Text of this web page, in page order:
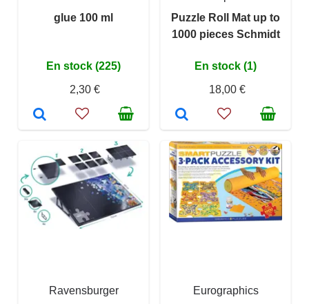
glue 100 ml
En stock (225)
2,30 €
Puzzle Roll Mat up to
1000 pieces Schmidt
En stock (1)
18,00 €
Ravensburger
Eurographics